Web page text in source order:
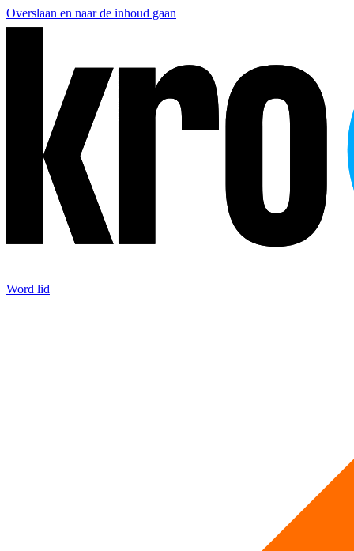
Overslaan en naar de inhoud gaan
Word lid